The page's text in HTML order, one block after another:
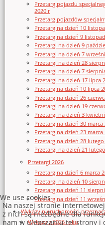
Przetarg pojazdu
2020 r
Przetarg pojazdów
Przetarg na dzień 10
Przetarg na dzień 9
Przetargi na dzień 9
Przetargi na dzień 7
Przetargi na dzień 28
Przetargi na dzień 7
Przetargi na dzień 17 lipca
Przetarg na dzień 10 lipca
Przetarg na dzień 26
Przetargi na dzień 19
Przetargi na dzień 3
Przetarg na dzień 30 marca
Przetarg na dzień 23 marca
Przetarg na dzień 28
Przetargi na dzień 21
Przetargi 2026
Przetarg na dzień 6 marca
Przetargi na dzień 10
Przetarg na dzień 11
Przetarg na dzień 11
Wykazy nieruchomości
Wykazy z 2026 roku
We use cookies
Na naszej stronie
z nich są niezbędne dla
nam w ulepszaniu tej strony i